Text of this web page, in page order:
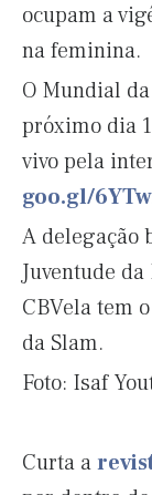
ocupam a
na feminina.
O Mundial
próximo dia
vivo pela
goo.gl/
A delegação
Juventude
CBVela tem
da Slam.
Foto: Isaf
Curta a